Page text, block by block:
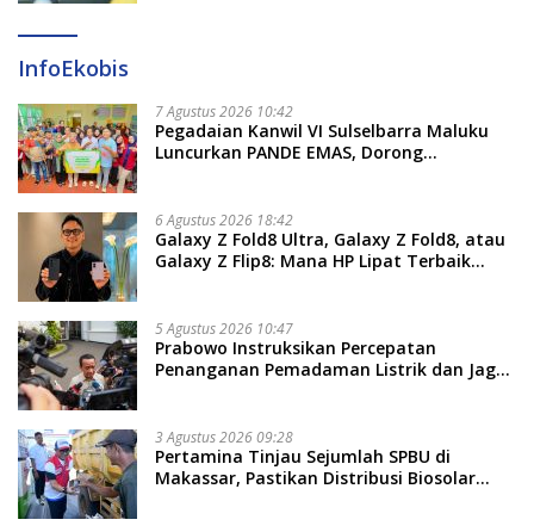
InfoEkobis
7 Agustus 2026 10:42
Pegadaian Kanwil VI Sulselbarra Maluku
Luncurkan PANDE EMAS, Dorong
6 Agustus 2026 18:42
Galaxy Z Fold8 Ultra, Galaxy Z Fold8, atau
Galaxy Z Flip8: Mana HP Lipat Terbaik
5 Agustus 2026 10:47
Prabowo Instruksikan Percepatan
Penanganan Pemadaman Listrik dan Jaga
3 Agustus 2026 09:28
Pertamina Tinjau Sejumlah SPBU di
Makassar, Pastikan Distribusi Biosolar